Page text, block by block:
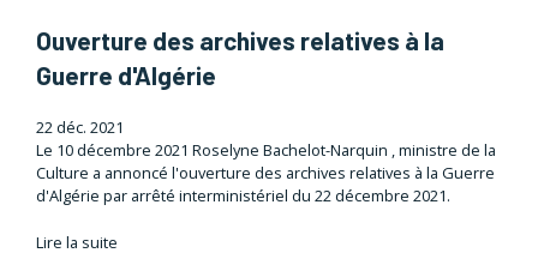
Ouverture des archives relatives à la
Guerre d'Algérie
22 déc. 2021
Le 10 décembre 2021 Roselyne Bachelot-Narquin , ministre de la
Culture a annoncé l'ouverture des archives relatives à la Guerre
d'Algérie par arrêté interministériel du 22 décembre 2021.
Lire la suite